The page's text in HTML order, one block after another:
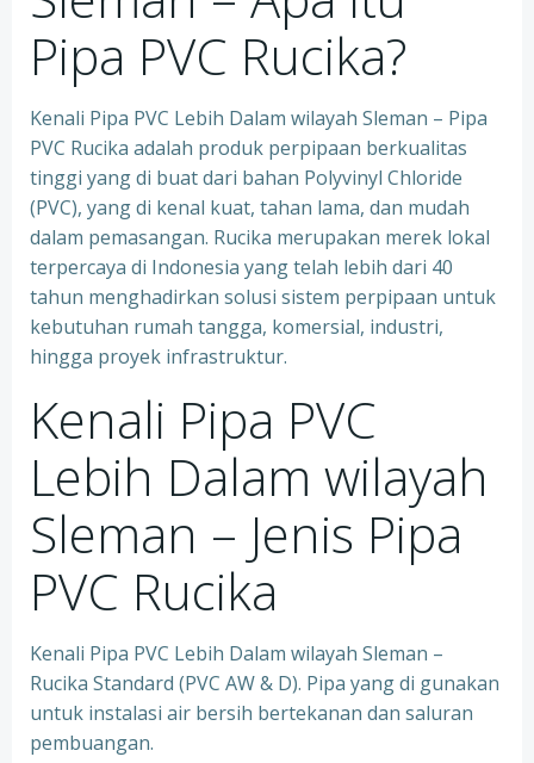
Pipa PVC Rucika?
Kenali Pipa PVC Lebih Dalam wilayah Sleman – Pipa
PVC Rucika adalah produk perpipaan berkualitas
tinggi yang di buat dari bahan Polyvinyl Chloride
(PVC), yang di kenal kuat, tahan lama, dan mudah
dalam pemasangan. Rucika merupakan merek lokal
terpercaya di Indonesia yang telah lebih dari 40
tahun menghadirkan solusi sistem perpipaan untuk
kebutuhan rumah tangga, komersial, industri,
hingga proyek infrastruktur.
Kenali Pipa PVC
Lebih Dalam wilayah
Sleman – Jenis Pipa
PVC Rucika
Kenali Pipa PVC Lebih Dalam wilayah Sleman –
Rucika Standard (PVC AW & D). Pipa yang di gunakan
untuk instalasi air bersih bertekanan dan saluran
pembuangan.